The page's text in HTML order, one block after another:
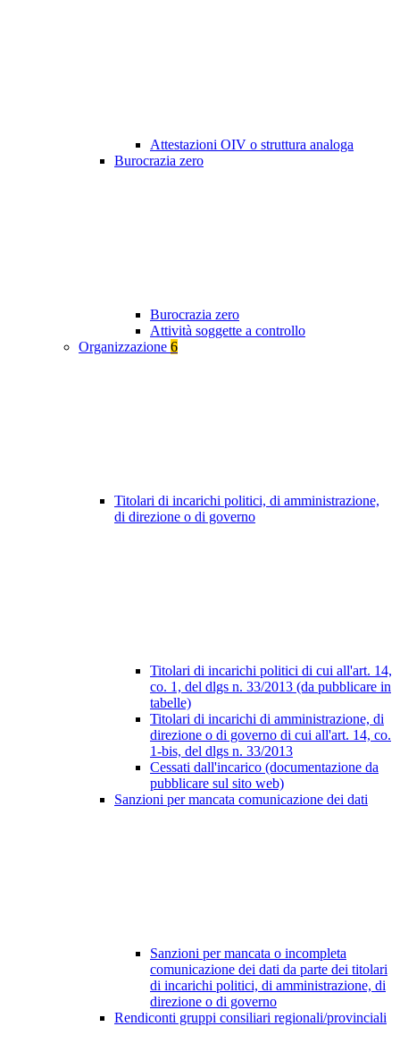
Attestazioni OIV o struttura analoga
Burocrazia zero
Burocrazia zero
Attività soggette a controllo
Organizzazione 6
Titolari di incarichi politici, di amministrazione,
di direzione o di governo
Titolari di incarichi politici di cui all'art. 14,
co. 1, del dlgs n. 33/2013 (da pubblicare in
tabelle)
Titolari di incarichi di amministrazione, di
direzione o di governo di cui all'art. 14, co.
1-bis, del dlgs n. 33/2013
Cessati dall'incarico (documentazione da
pubblicare sul sito web)
Sanzioni per mancata comunicazione dei dati
Sanzioni per mancata o incompleta
comunicazione dei dati da parte dei titolari
di incarichi politici, di amministrazione, di
direzione o di governo
Rendiconti gruppi consiliari regionali/provinciali